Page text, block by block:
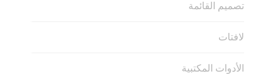
تصميم القائمة
لافتات
الأدوات المكتبية